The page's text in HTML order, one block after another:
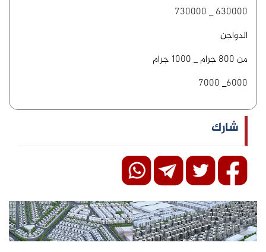
630000 _ 730000
الدواجن
من 800 جرام _ 1000 جرام
6000_ 7000
شارك